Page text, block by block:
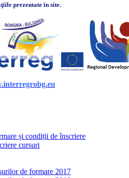
prezentate în site.
și condiții de înscriere
cursuri
de formare 2017